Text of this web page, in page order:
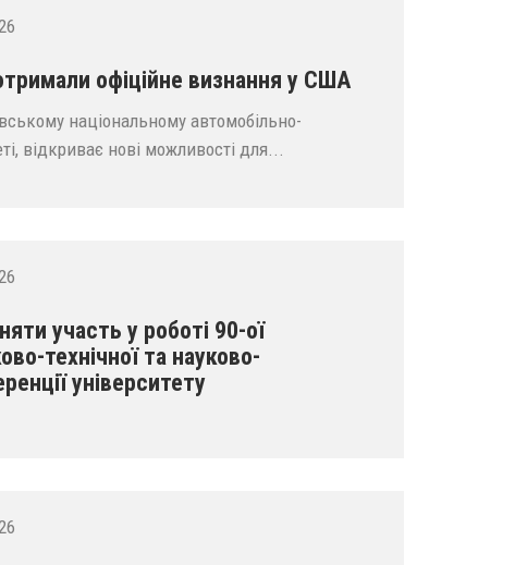
офіційне визнання у США
національному автомобільно-
відкриває нові можливості для...
участь у роботі 90-ої
технічної та науково-
університету